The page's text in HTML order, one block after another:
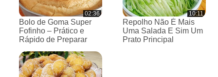
02:36
Bolo de Goma Super
Fofinho – Prático e
Rápido de Preparar
10:11
Repolho Não É Mais
Uma Salada E Sim Um
Prato Principal